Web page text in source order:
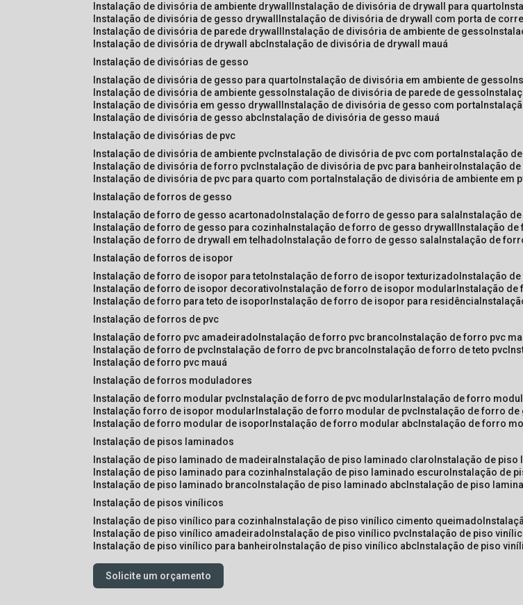
instalação de divisória de ambiente drywall
instalação de divisória de drywall para quarto
instalação de divisória de gesso drywall
instalação de divisória de drywall com porta de
instalação de divisória de parede drywall
instalação de divisória de ambiente de gesso
instalação de divisória de drywall abc instalação de divisória de drywall mauá
instalação de divisórias de gesso
instalação de divisória de gesso para quarto instalação de divisória em ambiente de gesso
instalação de divisória de ambiente gesso instalação de divisória de parede de gesso
instalação de divisória em gesso drywall
instalação de divisória de gesso com porta
instalação de divisória de gesso abc instalação de divisória de gesso mauá
instalação de divisórias de pvc
instalação de divisória de ambiente pvc instalação de divisória de pvc com porta instalação
instalação de divisória de forro pvc instalação de divisória de pvc para banheiro instalação
instalação de divisória de pvc para quarto com porta instalação de divisória de ambiente em
instalação de forros de gesso
instalação de forro de gesso acartonado instalação de forro de gesso para sala instalação
instalação de forro de gesso para cozinha instalação de forro de gesso drywall instalação
instalação de forro de drywall em telhado instalação de forro de gesso sala instalação de
instalação de forros de isopor
instalação de forro de isopor para teto instalação de forro de isopor texturizado instalação
instalação de forro de isopor decorativo instalação de forro de isopor modular instalação
instalação de forro para teto de isopor instalação de forro de isopor para residência
instalação de forros de pvc
instalação de forro pvc amadeirado instalação de forro pvc branco instalação de forro pvc
instalação de forro de pvc instalação de forro de pvc branco instalação de forro de teto pvc
instalação de forro pvc mauá
instalação de forros moduladores
instalação de forro modular pvc instalação de forro de pvc modular instalação de forro
instalação forro de isopor modular instalação de forro modular de pvc instalação de forro
instalação de forro modular de isopor instalação de forro modular abc instalação de forro
instalação de pisos laminados
instalação de piso laminado de madeira instalação de piso laminado claro instalação de
instalação de piso laminado para cozinha instalação de piso laminado escuro instalação de
instalação de piso laminado branco instalação de piso laminado abc instalação de piso
instalação de pisos vinílicos
instalação de piso vinílico para cozinha instalação de piso vinílico cimento queimado
instalação de piso vinílico amadeirado instalação de piso vinílico pvc instalação de piso
instalação de piso vinílico para banheiro instalação de piso vinílico abc instalação de piso
Solicite um orçamento